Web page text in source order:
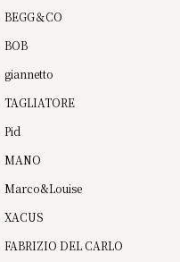
BEGG＆CO
BOB
giannetto
TAGLIATORE
Pid
MANO
Marco&Louise
XACUS
FABRIZIO DEL CARLO